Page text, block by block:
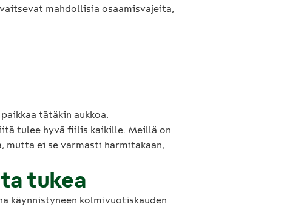
mahdollisia osaamisvajeita,
tätäkin aukkoa.
tulee hyvä fiilis kaikille. Meillä on
mutta ei se varmasti harmitakaan,
tukea
käynnistyneen kolmivuotiskauden